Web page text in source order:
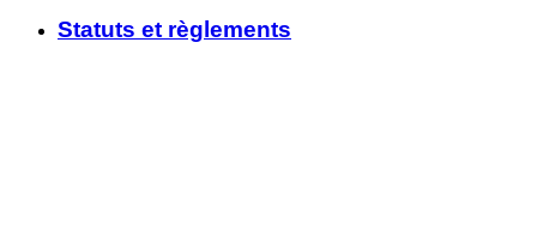
Statuts et règlements